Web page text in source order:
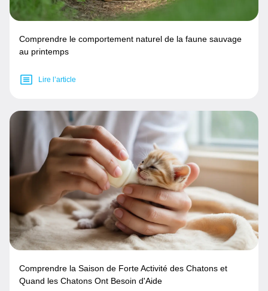
Comprendre le comportement naturel de la faune sauvage
au printemps
Lire l’article
Comprendre la Saison de Forte Activité des Chatons et
Quand les Chatons Ont Besoin d'Aide